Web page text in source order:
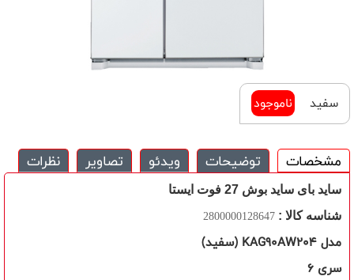
سفید ناموجود
مشخصات توضیحات ویدئو تصاویر نظرات
ساید بای ساید بوش 27 فوت ایستا
شناسه کالا : 2800000128647
مدلKAG90AW204 (سفید)
سری 6